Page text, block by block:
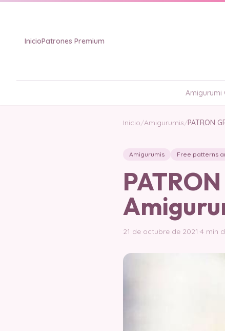
InicioPatrones Premium
Amigurumi
Inicio/Amigurumis/PATRON
Amigurumis Free patterns
21 de octubre de 2021·4 min